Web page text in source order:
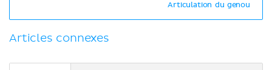
Articulation du genou
Articles connexes